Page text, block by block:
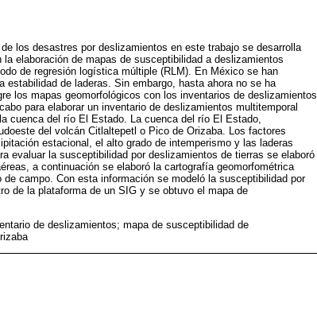
los desastres por deslizamientos en este trabajo se desarrolla
elaboración de mapas de susceptibilidad a deslizamientos
de regresión logística múltiple (RLM). En México se han
de laderas. Sin embargo, hasta ahora no se ha
los mapas geomorfológicos con los inventarios de deslizamientos
para elaborar un inventario de deslizamientos multitemporal
cuenca del río El Estado. La cuenca del río El Estado,
del volcán Citlaltepetl o Pico de Orizaba. Los factores
estacional, el alto grado de intemperismo y las laderas
evaluar la susceptibilidad por deslizamientos de tierras se elaboró
a continuación se elaboró la cartografía geomorfométrica
campo. Con esta información se modeló la susceptibilidad por
de la plataforma de un SIG y se obtuvo el mapa de
de deslizamientos; mapa de susceptibilidad de